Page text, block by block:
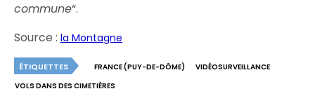
commune“.
Source :la Montagne
ÉTIQUETTES FRANCE (PUY-DE-DÔME)
VIDÉOSURVEILLANCE
VOLS DANS DES CIMETIÈRES